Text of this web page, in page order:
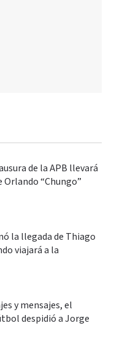
de la APB llevará
Orlando “Chungo”
la llegada de Thiago
viajará a la
y mensajes, el
despidió a Jorge